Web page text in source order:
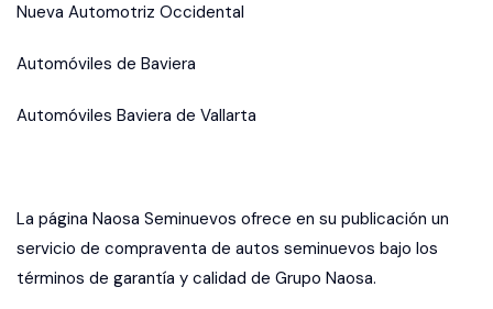
Nueva Automotriz Occidental
Automóviles de Baviera
Automóviles Baviera de Vallarta
La página Naosa Seminuevos ofrece en su publicación un
servicio de compraventa de autos seminuevos bajo los
términos de garantía y calidad de Grupo Naosa.